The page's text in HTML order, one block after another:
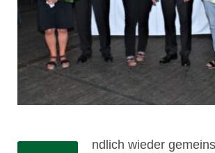
ndlich wieder